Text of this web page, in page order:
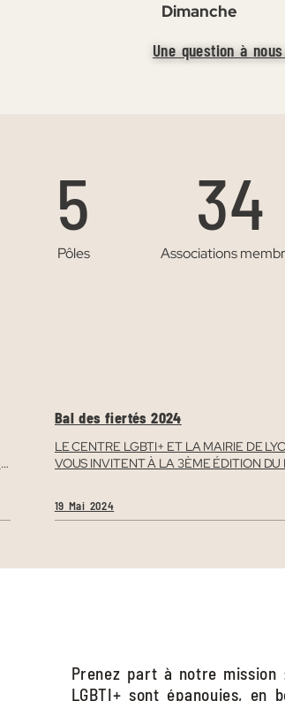
Dimanche
Une question à
5
Pôles
34
Associations membres
Bal des fiertés 2024
LE CENTRE LGBTI+ ET LA MAIRIE DE
VOUS INVITENT À LA 3ÈME ÉDITION DU
dédié: https://baldesfierteslyon.fr
19 Mai 2024
Prenez part à notre
LGBTI+ sont épanouies, en